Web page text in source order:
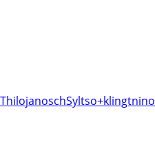
ThilojanoschSyltso+klingtnino